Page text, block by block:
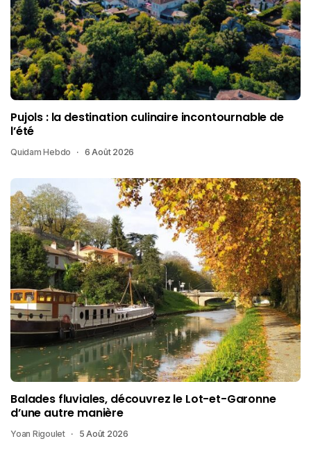
Pujols : la destination culinaire incontournable de
l’été
Quidam Hebdo 6 Août 2026
Balades fluviales, découvrez le Lot-et-Garonne
d’une autre manière
Yoan Rigoulet 5 Août 2026